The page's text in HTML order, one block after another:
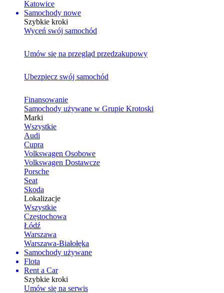
Katowice
Samochody nowe
Szybkie kroki
Wyceń swój samochód
Umów się na przegląd przedzakupowy
Ubezpiecz swój samochód
Finansowanie
Samochody używane w Grupie Krotoski
Marki
Wszystkie
Audi
Cupra
Volkswagen Osobowe
Volkswagen Dostawcze
Porsche
Seat
Skoda
Lokalizacje
Wszystkie
Częstochowa
Łódź
Warszawa
Warszawa-Białołęka
Samochody używane
Flota
Rent a Car
Szybkie kroki
Umów się na serwis